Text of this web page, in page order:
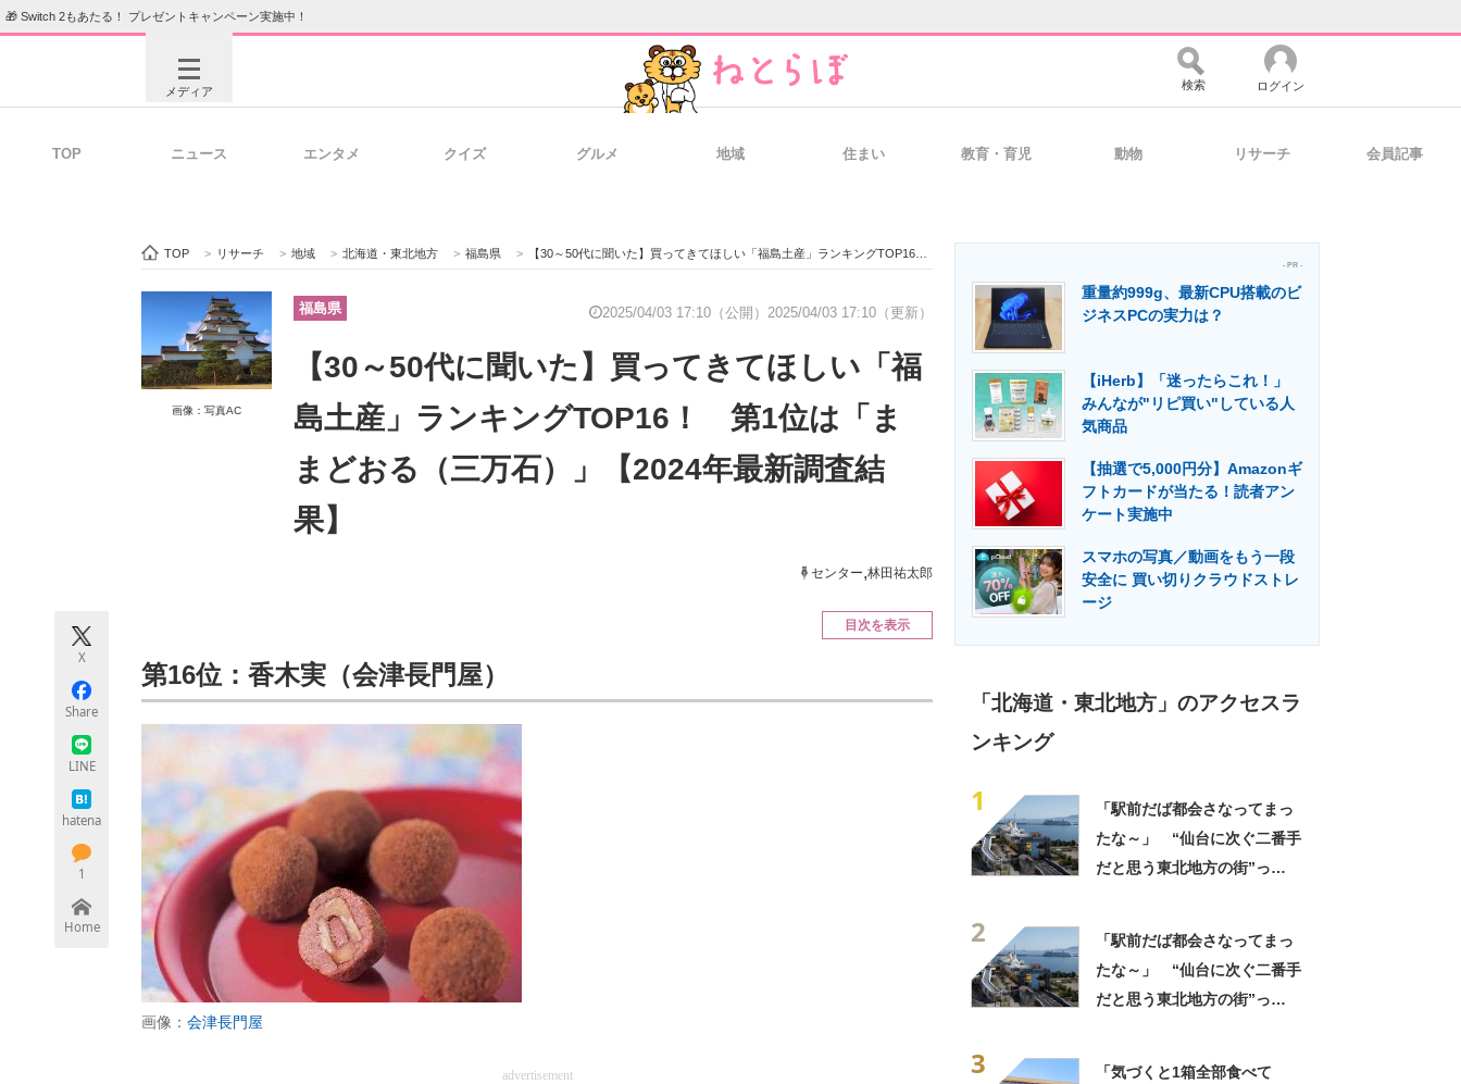
🎁 Switch 2もあたる！ プレゼントキャンペーン実施中！
メディア
ビジネスと働き方のヒント 経営リーダーのコミュニティ マーケ×ITの今がよく分かる
ITエンジニア向け専門サイト 製造業のIT導入・活用を支援
モノづくり技術者専門サイト エネルギーの専門メディア 建設×テクノロジーの最前線
検索 ログイン
TOP ニュース エンタメ クイズ グルメ 地域 住まい 教育・育児 動物 リサーチ 会員記事
TOP > リサーチ > 地域 > 北海道・東北地方 > 福島県 > 【30～50代に聞いた】買ってきてほしい「福島土産」ランキングTOP16！ 第1位は「ままどおる（三万石）」【2024年最新調査結果】
画像：写真AC
福島県 2025/04/03 17:10（公開） 2025/04/03 17:10（更新）
【30～50代に聞いた】買ってきてほしい「福
島土産」ランキングTOP16！ 第1位は「ま
まどおる（三万石）」【2024年最新調査結
果】
センター,林田祐太郎
X
Share
LINE
hatena
1
Home
目次を表示
第16位：香木実（会津長門屋）
画像： 会津長門屋
advertisement
- PR -
重量約999g、最新CPU搭載のビ
ジネスPCの実力は？
【iHerb】「迷ったらこれ！」
みんなが"リピ買い"している人
気商品
【抽選で5,000円分】Amazonギ
フトカードが当たる！読者アン
ケート実施中
スマホの写真／動画をもう一段
安全に 買い切りクラウドストレ
ージ
「北海道・東北地方」のアクセスラ
ンキング
1
「駅前だば都会さなってまっ
たな～」 “仙台に次ぐ二番手
だと思う東北地方の街”っ
2
「駅前だば都会さなってまっ
たな～」 “仙台に次ぐ二番手
だと思う東北地方の街”っ
3
「気づくと1箱全部食べて